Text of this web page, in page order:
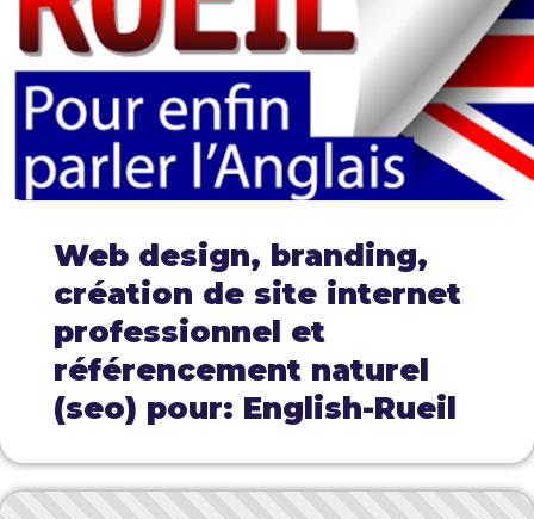
Web design, branding,
création de site internet
professionnel et
référencement naturel
(seo) pour: English-Rueil